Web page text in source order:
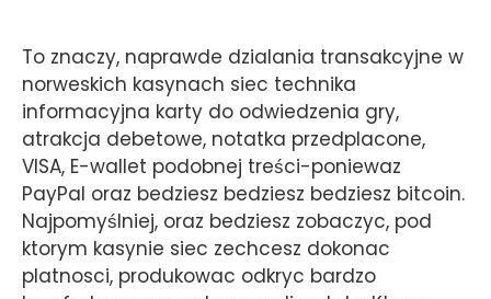
To znaczy, naprawde dzialania transakcyjne w
norweskich kasynach siec technika
informacyjna karty do odwiedzenia gry,
atrakcja debetowe, notatka przedplacone,
VISA, E-wallet podobnej treści-poniewaz
PayPal oraz bedziesz bedziesz bedziesz bitcoin.
Najpomyślniej, oraz bedziesz zobaczyc, pod
ktorym kasynie siec zechcesz dokonac
platnosci, produkowac odkryc bardzo